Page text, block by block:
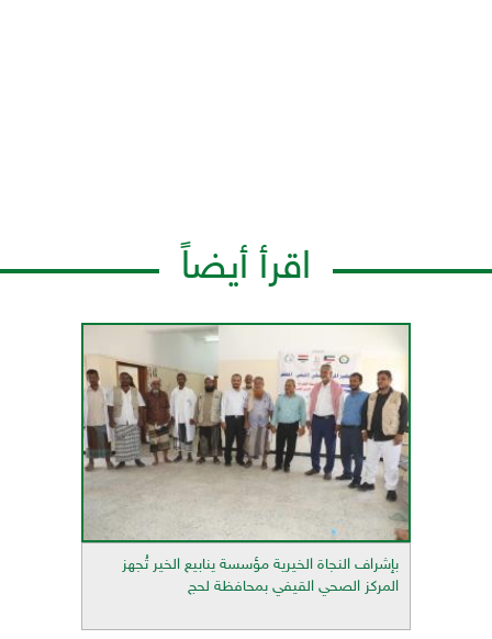
اقرأ أيضاً
بإشراف النجاة الخيرية مؤسسة ينابيع الخير تُجهز
المركز الصحي القيفي بمحافظة لحج